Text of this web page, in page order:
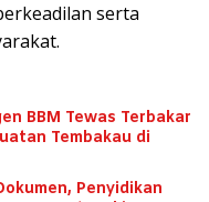
serta
BBM Tewas Terbakar
Tembakau di
Penyidikan